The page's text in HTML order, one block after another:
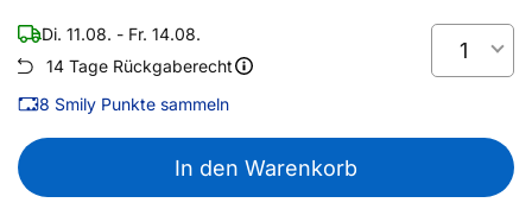
Di. 11.08. - Fr. 14.08.
14 Tage Rückgaberecht
8 Smily Punkte sammeln
1
In den Warenkorb